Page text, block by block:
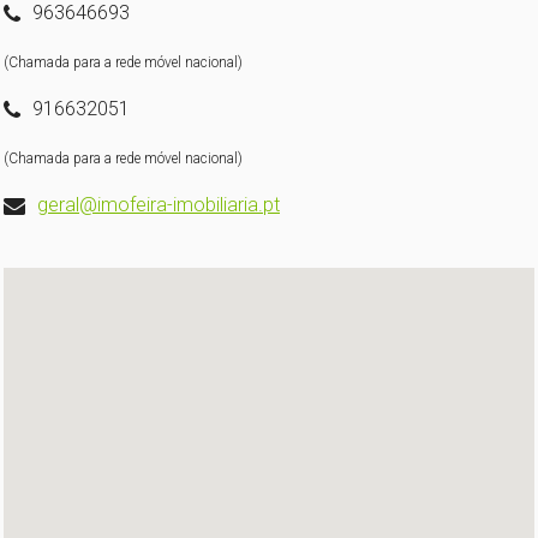
963646693
(Chamada para a rede móvel nacional)
916632051
(Chamada para a rede móvel nacional)
geral@imofeira-imobiliaria.pt